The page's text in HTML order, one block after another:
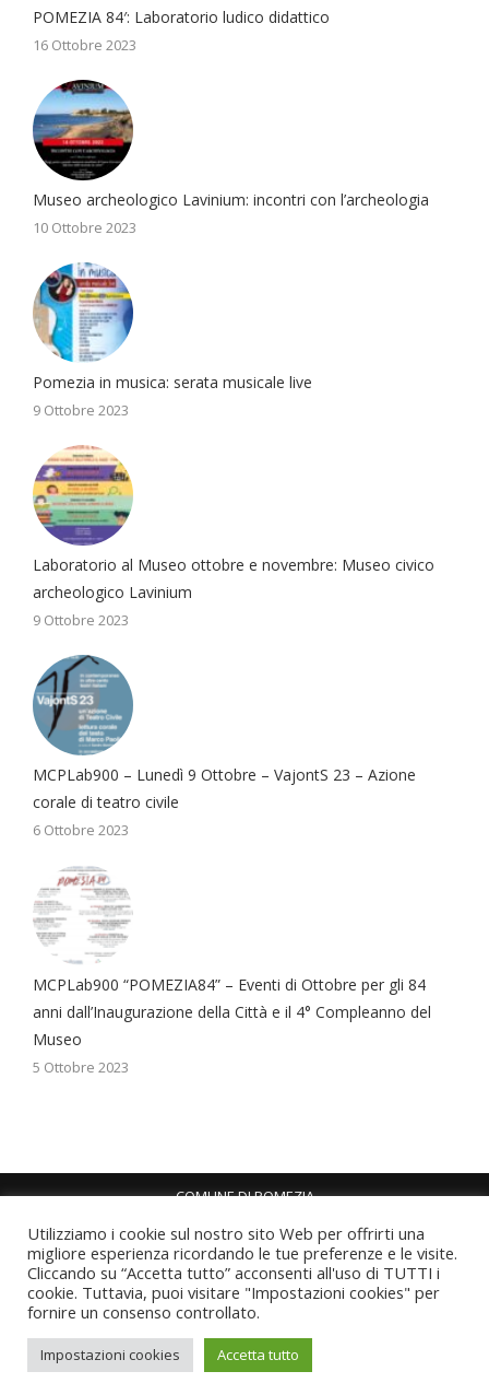
POMEZIA 84′: Laboratorio ludico didattico
16 Ottobre 2023
Museo archeologico Lavinium: incontri con l’archeologia
10 Ottobre 2023
Pomezia in musica: serata musicale live
9 Ottobre 2023
Laboratorio al Museo ottobre e novembre: Museo civico
archeologico Lavinium
9 Ottobre 2023
MCPLab900 – Lunedì 9 Ottobre – VajontS 23 – Azione
corale di teatro civile
6 Ottobre 2023
MCPLab900 “POMEZIA84” – Eventi di Ottobre per gli 84
anni dall’Inaugurazione della Città e il 4° Compleanno del
Museo
5 Ottobre 2023
COMUNE DI POMEZIA
P.I. 01040151001 - C.F. 02298490588
Tel. 06 911461 - Fax 06 91146529 -
protocollo@pec.comune.pomezia.rm.it
Sito istituzionale Comune di Pomezia
Privacy policy
Utilizziamo i cookie sul nostro sito Web per offrirti una
migliore esperienza ricordando le tue preferenze e le visite.
Cliccando su “Accetta tutto” acconsenti all'uso di TUTTI i
cookie. Tuttavia, puoi visitare "Impostazioni cookies" per
fornire un consenso controllato.
Impostazioni cookies Accetta tutto